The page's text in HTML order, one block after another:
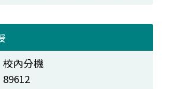
校內分機
89612